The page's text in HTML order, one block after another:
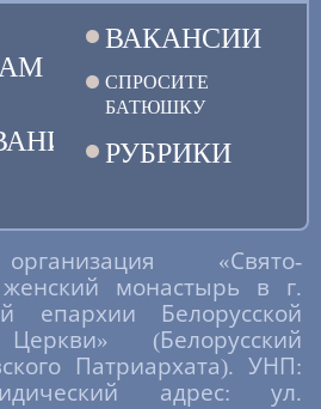
ВАКАНСИИ
СПРОСИТЕ
БАТЮШКУ
РУБРИКИ
«Свято-
женский монастырь в г.
епархии Белорусской
(Белорусский
Патриархата). УНП:
адрес: ул.